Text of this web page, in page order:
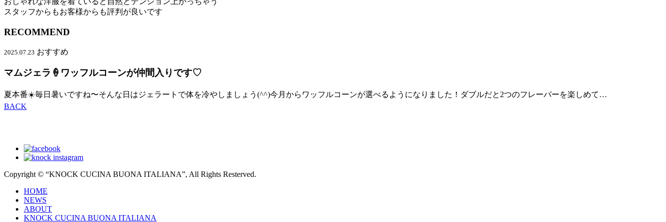
スタッフからもお客様からも評判が良いです
RECOMMEND
2025.07.23 おすすめ
マムジェラ🍦ワッフルコーンが仲間入りです♡
夏本番☀️毎日暑いですね〜そんな日はジェラートで体を冷やしましょう(^^)今月からワッフルコーンが選べるようになりました！ダブルだと2つのフレーバーを楽しめて…
BACK
Copyright © “KNOCK CUCINA BUONA ITALIANA”, All Rights Resterved.
HOME
NEWS
ABOUT
KNOCK CUCINA BUONA ITALIANA